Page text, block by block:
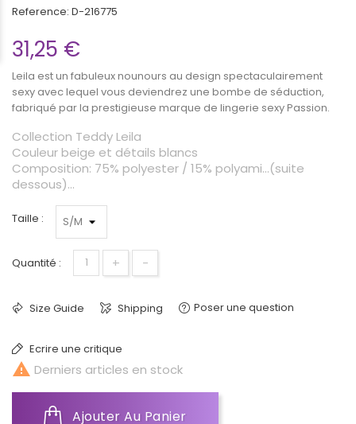
Reference: D-216775
31,25 €
Leila est un fabuleux nounours au design spectaculairement
sexy avec lequel vous deviendrez une bombe de séduction,
fabriqué par la prestigieuse marque de lingerie sexy Passion.
Collection Teddy Leila
Couleur beige et détails blancs
Composition: 75% polyester / 15% polyami...(suite
dessous)...
Taille :
Quantité : + -
Size Guide Shipping Poser une question
Ecrire une critique
 Derniers articles en stock
Ajouter Au Panier